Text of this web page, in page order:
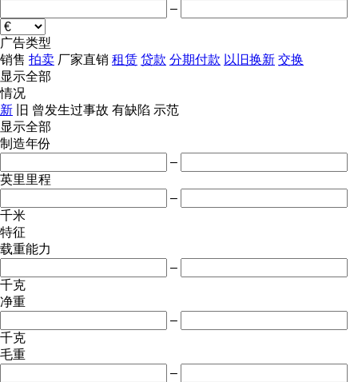
–
广告类型
销售 拍卖 厂家直销 租赁 贷款 分期付款 以旧换新 交换
显示全部
情况
新
旧 曾发生过事故 有缺陷 示范
显示全部
制造年份
–
英里里程
–
千米
特征
载重能力
–
千克
净重
–
千克
毛重
–